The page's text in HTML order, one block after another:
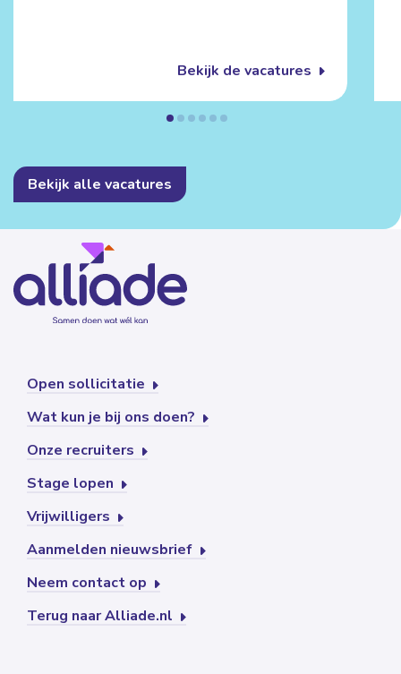
Bekijk de vacatures
Bekijk alle vacatures
Open sollicitatie
Wat kun je bij ons doen?
Onze recruiters
Stage lopen
Vrijwilligers
Aanmelden nieuwsbrief
Neem contact op
Terug naar Alliade.nl